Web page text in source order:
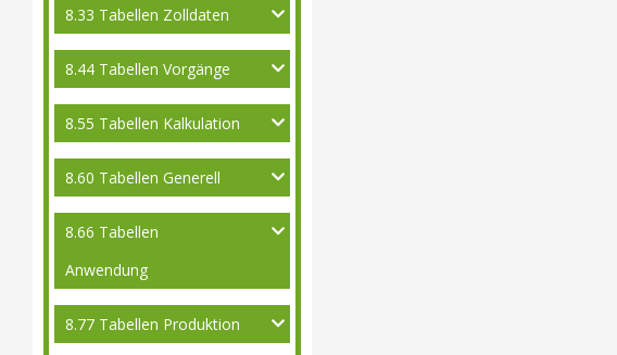
8.33 Tabellen Zolldaten
8.44 Tabellen Vorgänge
8.55 Tabellen Kalkulation
8.60 Tabellen Generell
8.66 Tabellen
Anwendung
8.77 Tabellen Produktion